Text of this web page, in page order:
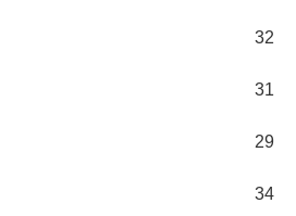
32
31
29
34